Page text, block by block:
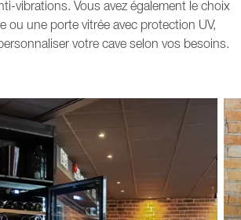
vibrations. Vous avez également le choix
ou une porte vitrée avec protection UV,
votre cave selon vos besoins.